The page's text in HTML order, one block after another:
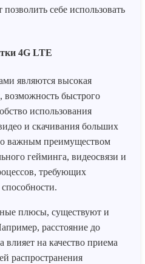
себе использовать
4G LTE
являются высокая
возможность быстрого
использования
и скачивания больших
важным преимуществом
гейминга, видеосвязи и
требующих
плюсы, существуют и
расстояние до
влияет на качество приема
распространения